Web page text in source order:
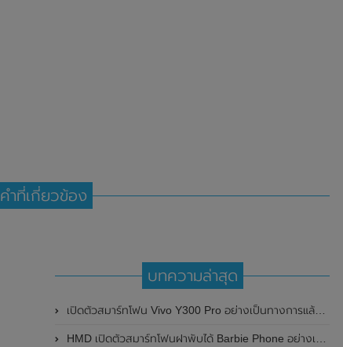
คำที่เกี่ยวข้อง
บทความล่าสุด
เปิดตัวสมาร์ทโฟน Vivo Y300 Pro อย่างเป็นทางการแล้วในประเทศจีน มาพร้อมดีไซน์พรีเมี่ยม ทนทาน และแบตเตอรี่สุดอึดขนาดใหญ่ 6,500mAh พร้อมรองรับการชาร์จไว 80W
HMD เปิดตัวสมาร์ทโฟนฝาพับได้ Barbie Phone อย่างเป็นทางการแล้ว มาพร้อมธีมสีชมพูสดใส